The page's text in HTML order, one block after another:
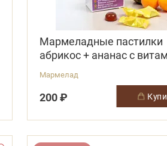
Мармеладные пастилки
абрикос + ананас с
С
Мармелад
200 ₽